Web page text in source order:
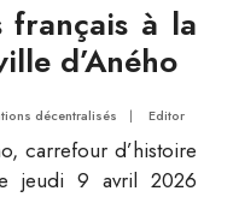
français à la
d’Aného
décentralisés | Editor
carrefour d’histoire
jeudi 9 avril 2026